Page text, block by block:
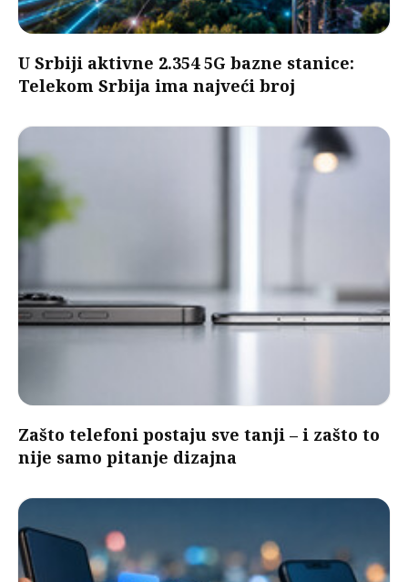
U Srbiji aktivne 2.354 5G bazne stanice:
Telekom Srbija ima najveći broj
Zašto telefoni postaju sve tanji – i zašto to
nije samo pitanje dizajna